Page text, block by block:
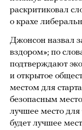
раскритиковал
о крахе
Джонсон назвал
вздором»; по
подтверждают
и открытое
местом для
безопасным
лучшее место для
будет лучшее